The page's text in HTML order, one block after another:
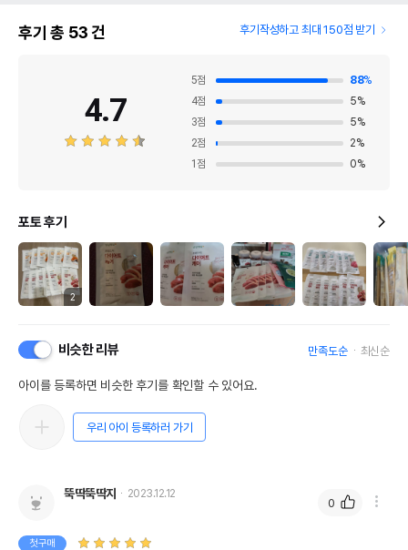
후기 총 53건 후기작성하고 최대 150점 받기
4.7
5점 88%
4점 5%
3점 5%
2점 2%
1 점 0%
포토 후기
2
비슷한 리뷰 만족도순 최신순
아이를 등록하면 비슷한 후기를 확인할 수 있어요.
우리 아이 등록하러 가기
뚝딱뚝딱지 2023.12.12
첫구매
0